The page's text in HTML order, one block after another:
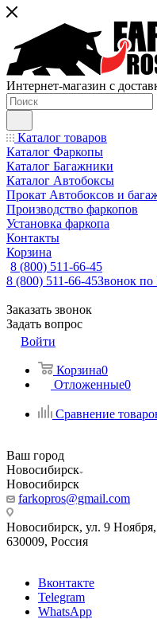
Интернет-магазин с
Каталог товаров
Каталог Фаркопы
Каталог Багажники
Каталог Автобоксы
Прокат Автобоксов и
Производство фаркопов
Установка фаркопа
Контакты
Корзина
8 (800) 511-66-45
8 (800) 511-66-45Звонок по
Заказать звонок
Задать вопрос
Войти
Корзина0
Отложенные0
Сравнение
Ваш город
Новосибирск
Новосибирск
farkopros@gmail.com
Новосибирск, ул. 9
630009, Россия
Вконтакте
Telegram
WhatsApp